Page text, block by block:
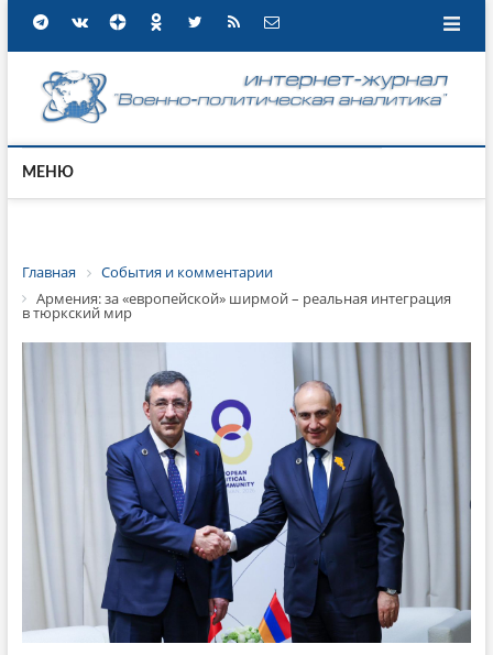
МЕНЮ
Главная
События и комментарии
Армения: за «европейской» ширмой – реальная интеграция
в тюркский мир